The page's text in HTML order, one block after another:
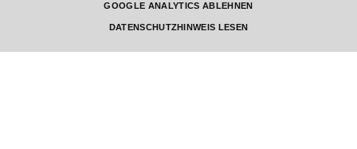
GOOGLE ANALYTICS ABLEHNEN
DATENSCHUTZHINWEIS LESEN